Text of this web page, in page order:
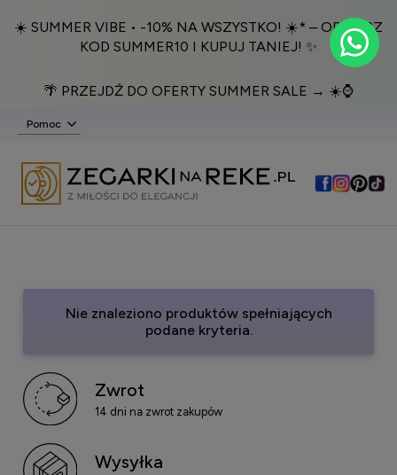
☀️ SUMMER VIBE • -10% NA WSZYSTKO! ☀️* – ODBIERZ
KOD SUMMER10 I KUPUJ TANIEJ! ✨
🌴 PRZEJDŹ DO OFERTY SUMMER SALE → ☀️⌚️
Pomoc
Nie znaleziono produktów spełniających
podane kryteria.
Zwrot
14 dni na zwrot zakupów
Wysyłka